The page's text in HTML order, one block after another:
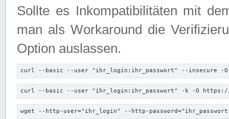
Sollte es Inkompatibilitäten mit
man als Workaround die
Option auslassen.
curl --basic --user "ihr_login:ihr_passwort" --insecure -
curl --basic --user "ihr_login:ihr_passwort" -k -O
wget --http-user="ihr_login" --http-